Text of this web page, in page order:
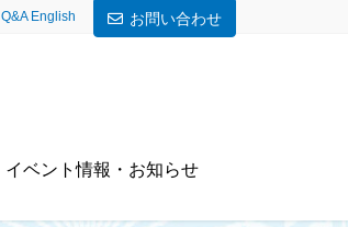
Q&A English お問い合わせ
イベント情報・お知らせ